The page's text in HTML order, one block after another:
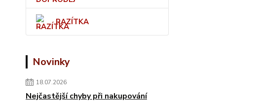
RAZÍTKA
Novinky
18.07.2026
Nejčastější chyby při nakupování